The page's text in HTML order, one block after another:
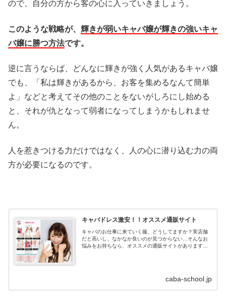
ので、自分の方から客の心に入っていきましょう。
このような戦略が、 輝きが弱いキャバ嬢が輝きの強いキャ
バ嬢に勝つ方法です。
逆に言うならば、どんなに輝きが強く人気があるキャバ嬢
でも、「私は輝きがあるから、お客を集めるなんて簡単
よ」などと考えてその他のことをないがしろにし始める
と、それが仇となって弱者になってしまうかもしれませ
ん。
人を惹きつける力だけではなく、人の心に潜り込む力の両
方が必要になるのです。
キャバドレス激安！！オススメ通販サイト
キャバのお仕事に来ていく服、どうしてますか？実店舗
だと高いし、なかなか良いのが見つからない…そんなお
悩みをお持ちなら、オススメの通販サイトがあります！
caba-school.jp